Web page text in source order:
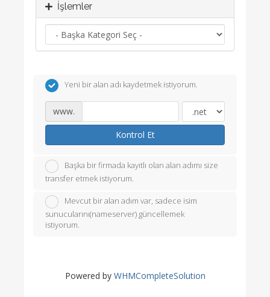
İşlemler
Yeni bir alan adı kaydetmek istiyorum.
www.
Kontrol Et
Başka bir firmada kayıtlı olan alan adımı size
transfer etmek istiyorum.
Mevcut bir alan adım var, sadece isim
sunucularını(nameserver) güncellemek
istiyorum.
Powered by WHMCompleteSolution